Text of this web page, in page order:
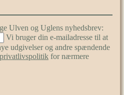
Ulven og Uglens nyhedsbrev:
Vi bruger din e-mailadresse til at
udgivelser og andre spændende
privatlivspolitik for nærmere